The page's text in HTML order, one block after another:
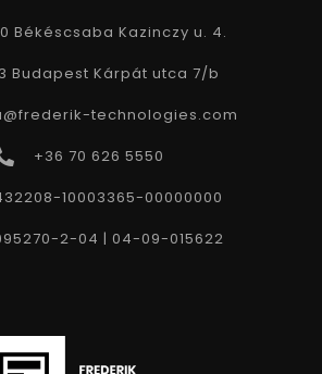
Békéscsaba Kazinczy u. 4.
Budapest Kárpát utca 7/b
technologies.com
+36 70 626 5550
10003365-00000000
2-04 | 04-09-015622